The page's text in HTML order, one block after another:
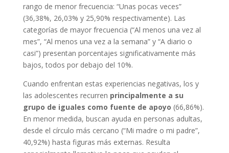
rango de menor frecuencia: “Unas pocas veces”
(36,38%, 26,03% y 25,90% respectivamente). Las
categorías de mayor frecuencia (“Al menos una vez al
mes”, “Al menos una vez a la semana” y “A diario o
casi”) presentan porcentajes significativamente más
bajos, todos por debajo del 10%.
Cuando enfrentan estas experiencias negativas, los y
las adolescentes recurren principalmente a su
grupo de iguales como fuente de apoyo (66,86%).
En menor medida, buscan ayuda en personas adultas,
desde el círculo más cercano (“Mi madre o mi padre”,
40,92%) hasta figuras más externas. Resulta